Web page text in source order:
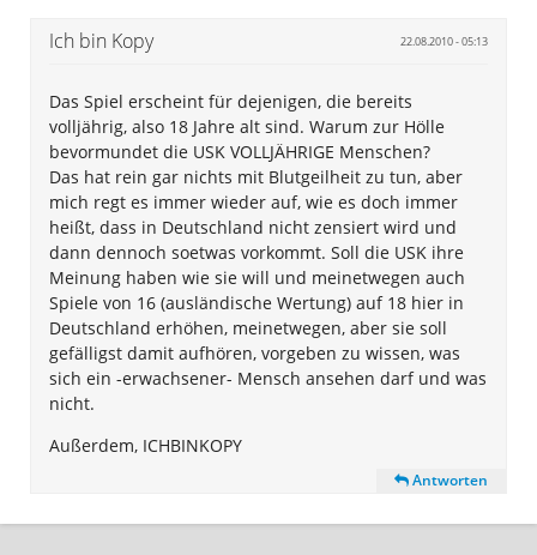
Ich bin Kopy 22.08.2010 - 05:13
Das Spiel erscheint für dejenigen, die bereits
volljährig, also 18 Jahre alt sind. Warum zur Hölle
bevormundet die USK VOLLJÄHRIGE Menschen?
Das hat rein gar nichts mit Blutgeilheit zu tun, aber
mich regt es immer wieder auf, wie es doch immer
heißt, dass in Deutschland nicht zensiert wird und
dann dennoch soetwas vorkommt. Soll die USK ihre
Meinung haben wie sie will und meinetwegen auch
Spiele von 16 (ausländische Wertung) auf 18 hier in
Deutschland erhöhen, meinetwegen, aber sie soll
gefälligst damit aufhören, vorgeben zu wissen, was
sich ein -erwachsener- Mensch ansehen darf und was
nicht.
Außerdem, ICHBINKOPY
Antworten